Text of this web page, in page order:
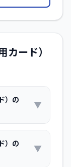
カード）
）の
▼
）の
▼